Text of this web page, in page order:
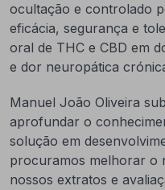
ocultação e controlado
eficácia, segurança e
oral de THC e CBD em
e dor neuropática
Manuel João Oliveira
aprofundar o
solução em
procuramos melhorar o
nossos extratos e